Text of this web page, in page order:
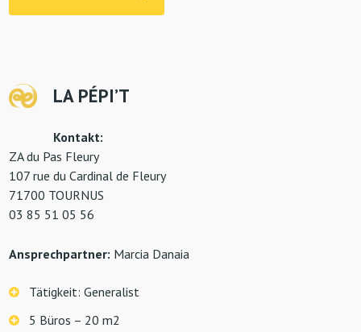
LA PÉPI’T
Kontakt:
ZA du Pas Fleury
107 rue du Cardinal de Fleury
71700 TOURNUS
03 85 51 05 56
Ansprechpartner: Marcia Danaia
Tätigkeit: Generalist
5 Büros – 20 m2